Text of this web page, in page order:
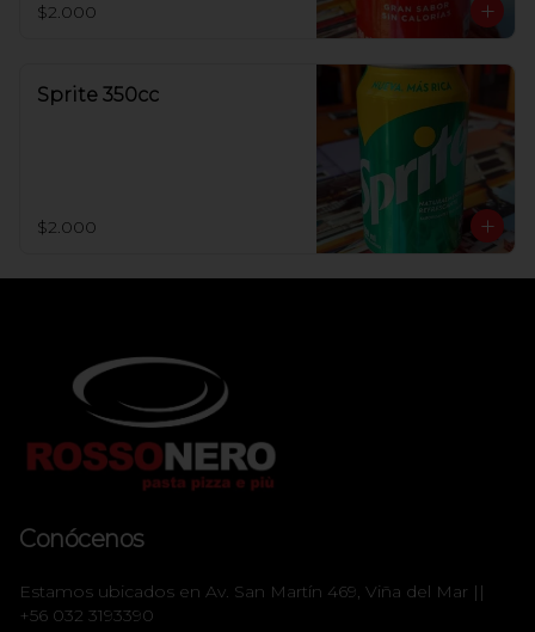
$2.000
Sprite 350cc
$2.000
Conócenos
Estamos ubicados en Av. San Martín 469, Viña del Mar ||
+56 032 3193390